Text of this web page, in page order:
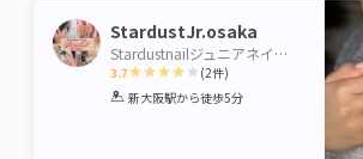
StardustJr.osaka
Stardustnailジュニアネイリスト新大阪店
3.7
1 2 3 4 5
(2件)
新大阪駅から徒歩5分